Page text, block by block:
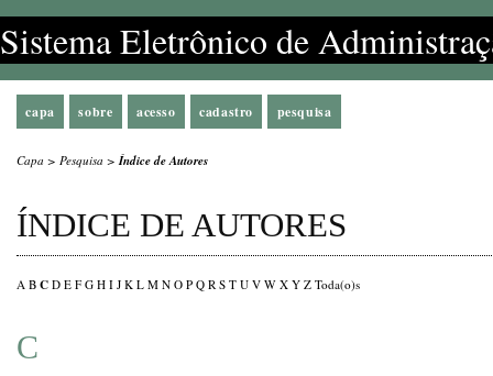
Sistema Eletrônico de
capa sobre acesso cadastro pesquisa
Capa > Pesquisa >Índice de Autores
ÍNDICE DE AUTORES
A B C D E F G H I J K L M N O P Q R S T U V W X Y Z Toda(o)s
C